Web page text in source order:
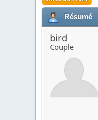
Résumé
bird
Couple